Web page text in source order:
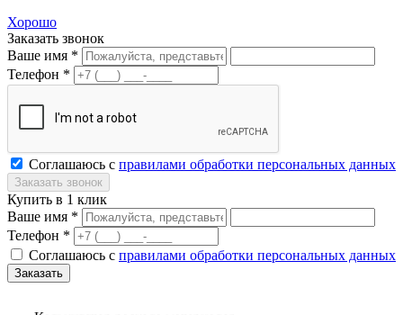
Хорошо
Заказать звонок
Ваше имя *
Телефон *
Соглашаюсь с правилами обработки персональных данных
Купить в 1 клик
Ваше имя *
Телефон *
Соглашаюсь с правилами обработки персональных данных